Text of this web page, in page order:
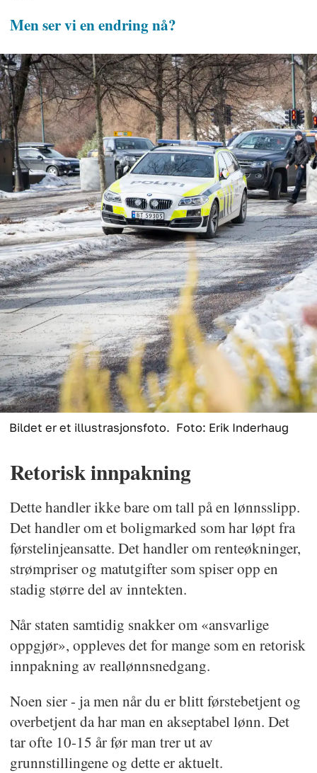
Men ser vi en endring nå?
Bildet er et illustrasjonsfoto. Foto: Erik Inderhaug
Retorisk innpakning
Dette handler ikke bare om tall på en lønnsslipp.
Det handler om et boligmarked som har løpt fra
førstelinjeansatte. Det handler om renteøkninger,
strømpriser og matutgifter som spiser opp en
stadig større del av inntekten.
Når staten samtidig snakker om «ansvarlige
oppgjør», oppleves det for mange som en retorisk
innpakning av reallønnsnedgang.
Noen sier - ja men når du er blitt førstebetjent og
overbetjent da har man en akseptabel lønn. Det
tar ofte 10-15 år før man trer ut av
grunnstillingene og dette er aktuelt.